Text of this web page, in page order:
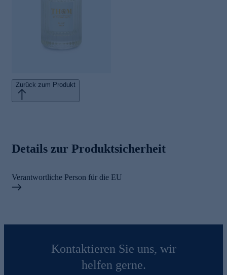
Zurück zum Produkt
Details zur Produktsicherheit
Verantwortliche Person für die EU
Kontaktieren Sie uns, wir
helfen gerne.